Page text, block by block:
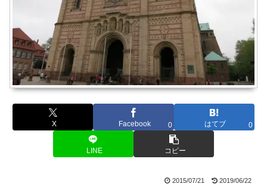
X Facebook 0 はてブ 0
LINE コピー
2015/07/21 2019/06/22